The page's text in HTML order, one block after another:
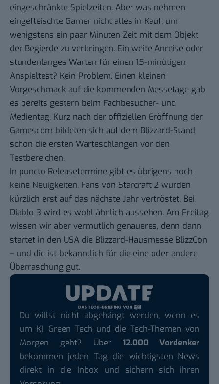
eingeschränkte Spielzeiten. Aber was nehmen
eingefleischte Gamer nicht alles in Kauf, um
wenigstens ein paar Minuten Zeit mit dem Objekt
der Begierde zu verbringen. Ein weite Anreise oder
stundenlanges Warten für einen 15-minütigen
Anspieltest? Kein Problem. Einen kleinen
Vorgeschmack auf die kommenden Messetage gab
es bereits gestern beim Fachbesucher- und
Medientag. Kurz nach der offiziellen Eröffnung der
Gamescom bildeten sich auf dem Blizzard-Stand
schon die ersten Warteschlangen vor den
Testbereichen.
In puncto Releasetermine gibt es übrigens noch
keine Neuigkeiten. Fans von Starcraft 2 wurden
kürzlich erst auf das nächste Jahr vertröstet. Bei
Diablo 3 wird es wohl ähnlich aussehen. Am Freitag
wissen wir aber vermutlich genaueres, denn dann
startet in den USA die Blizzard-Hausmesse BlizzCon
– und die ist bekanntlich für die eine oder andere
Überraschung gut.
Du willst nicht abgehängt werden, wenn es
um KI, Green Tech und die Tech-Themen von
Morgen geht? Über 12.000 Vordenker
bekommen jeden Tag die wichtigsten News
direkt in die Inbox und sichern sich ihren